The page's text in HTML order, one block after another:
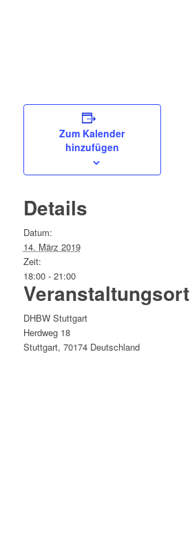
Zum Kalender
hinzufügen
Details
Datum:
14. März 2019
Zeit:
18:00 - 21:00
Veranstaltungsort
DHBW Stuttgart
Herdweg 18
Stuttgart, 70174 Deutschland